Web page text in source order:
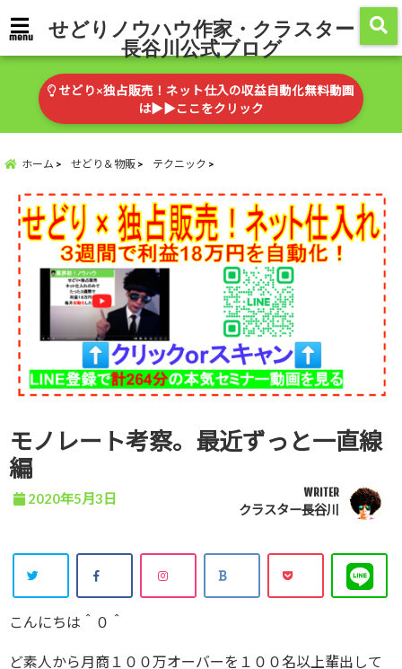
menu せどりノウハウ作家・クラスター
長谷川公式ブログ
せどり×独占販売！ネット仕入の収益自動化無料動画
は▶︎▶︎ここをクリック
ホーム せどり＆物販 テクニック
モノレート考察。最近ずっと一直線
編
2020年5月3日 WRITER
クラスター長谷川
こんにちは＾０＾
ど素人から月商１００万オーバーを１００名以上輩出して